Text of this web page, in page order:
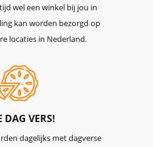
wel een winkel bij jou in
kan worden bezorgd op
locaties in Nederland.
DAG VERS!
dagelijks met dagverse